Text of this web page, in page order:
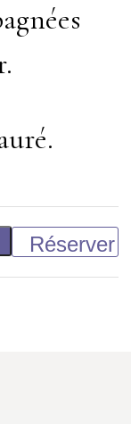
Réserver